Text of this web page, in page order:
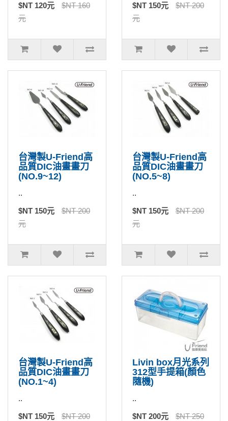
$NT 120元
$NT 160
元
$NT 150元
$NT 200
元
台灣製U-Friend高
品質DIC油畫畫刀
(NO.9~12)
..
$NT 150元
$NT 200
元
台灣製U-Friend高
品質DIC油畫畫刀
(NO.5~8)
..
$NT 150元
$NT 200
元
台灣製U-Friend高
品質DIC油畫畫刀
(NO.1~4)
..
$NT 150元
$NT 200
Livin box月光系列
312型手提箱(顏色
隨機)
..
$NT 200元
$NT 250